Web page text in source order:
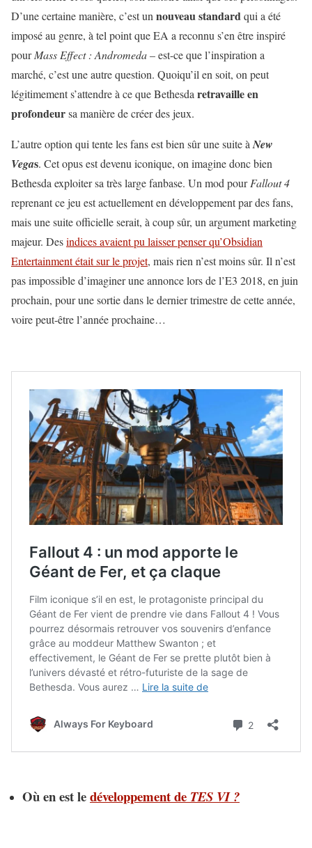
D’une certaine manière, c’est unnouveau standardqui a été
imposé au genre, à tel point que EA a reconnu s’en être inspiré
pourMass Effect : Andromeda– est-ce que l’inspiration a
marché, c’est une autre question. Quoiqu’il en soit, on peut
légitimement s’attendre à ce que Bethesdaretravaille en
profondeursa manière de créer des jeux.
L’autre option qui tente les fans est bien sûr une suite àNew
Vegas. Cet opus est devenu iconique, on imagine donc bien
Bethesda exploiter sa très large fanbase. Un mod pourFallout 4
reprenant ce jeu est actuellement en développement par des fans,
mais une suite officielle serait, à coup sûr, un argument marketing
majeur. Desindices avaient pu laisser penser qu’Obsidian
Entertainment était sur le projet, mais rien n’est moins sûr. Il n’est
pas impossible d’imaginer une annonce lors de l’E3 2018, en juin
prochain, pour une sortie dans le dernier trimestre de cette année,
voire peut-être l’année prochaine…
Où en est ledéveloppement de TES VI ?